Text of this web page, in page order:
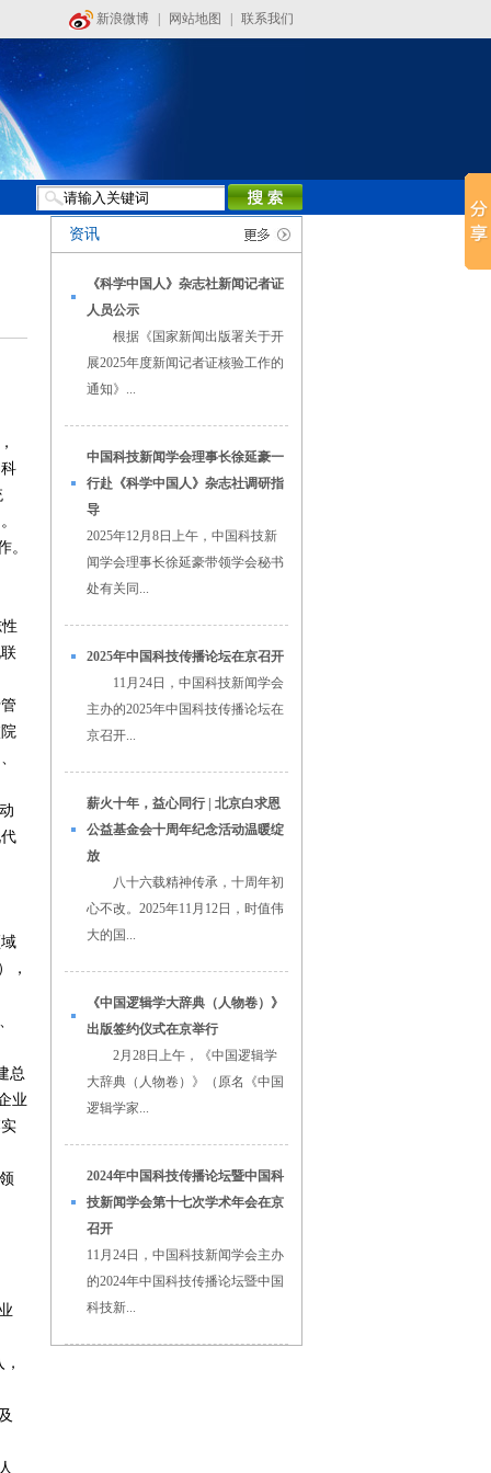
新浪微博 网站地图 联系我们
。
，
总
业
资讯
《科学中国人》杂志社新闻记者证
人员公示
根据《国家新闻出版署关于开
展2025年度新闻记者证核验工作的
通知》...
中国科技新闻学会理事长徐延豪一
行赴《科学中国人》杂志社调研指
导
2025年12月8日上午，中国科技新
闻学会理事长徐延豪带领学会秘书
处有关同...
2025年中国科技传播论坛在京召开
11月24日，中国科技新闻学会
主办的2025年中国科技传播论坛在
京召开...
薪火十年，益心同行 | 北京白求恩
公益基金会十周年纪念活动温暖绽
放
八十六载精神传承，十周年初
心不改。2025年11月12日，时值伟
大的国...
《中国逻辑学大辞典（人物卷）》
出版签约仪式在京举行
2月28日上午，《中国逻辑学
大辞典（人物卷）》（原名《中国
逻辑学家...
2024年中国科技传播论坛暨中国科
技新闻学会第十七次学术年会在京
召开
11月24日，中国科技新闻学会主办
的2024年中国科技传播论坛暨中国
科技新...